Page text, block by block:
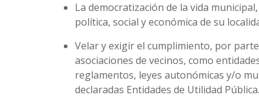
La democratización de la vida
política, social y económica de su
Velar y exigir el cumplimiento, por
asociaciones de vecinos, como
reglamentos, leyes autonómicas y/o
declaradas Entidades de Utilidad Pública.